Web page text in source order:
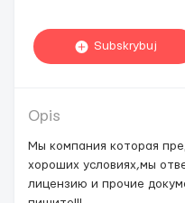
Subskrybuj
Opis
Мы компания которая
хороших условиях,мы
лицензию и прочие